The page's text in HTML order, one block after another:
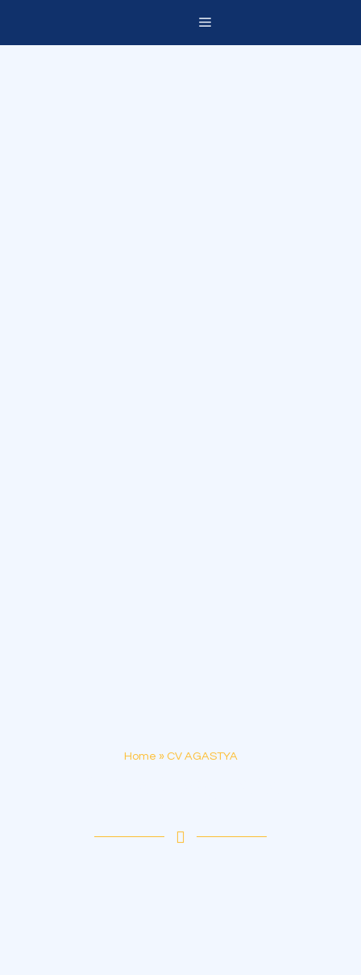
Home » CV AGASTYA